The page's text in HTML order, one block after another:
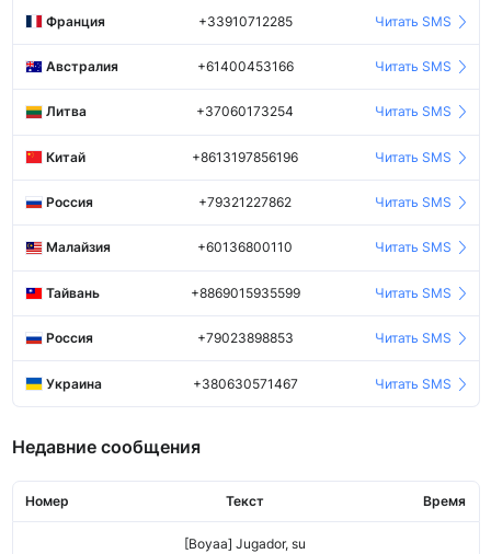
Франция +33910712285 Читать SMS
Австралия +61400453166 Читать SMS
Литва +37060173254 Читать SMS
Китай +8613197856196 Читать SMS
Россия +79321227862 Читать SMS
Малайзия +60136800110 Читать SMS
Тайвань +8869015935599 Читать SMS
Россия +79023898853 Читать SMS
Украина +380630571467 Читать SMS
Недавние сообщения
Номер Текст Время
[Boyaa] Jugador, su